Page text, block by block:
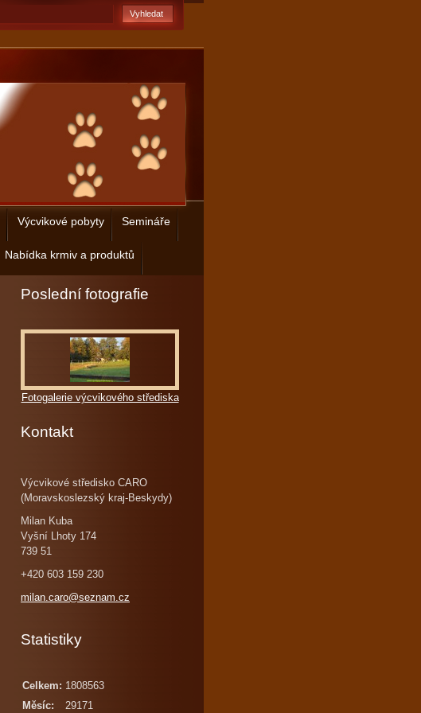
Výcvikové pobyty Semináře
Nabídka krmiv a produktů
Poslední fotografie
Fotogalerie výcvikového střediska
Kontakt
Výcvikové středisko CARO
(Moravskoslezský kraj-Beskydy)
Milan Kuba
Vyšní Lhoty 174
739 51
+420 603 159 230
milan.caro@seznam.cz
Statistiky
Celkem: 1808563
Měsíc:
29171